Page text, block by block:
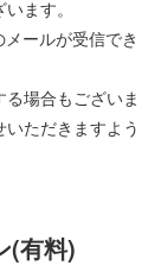
ます。
ールが受信でき
場合もございま
ただきますよう
(有料)